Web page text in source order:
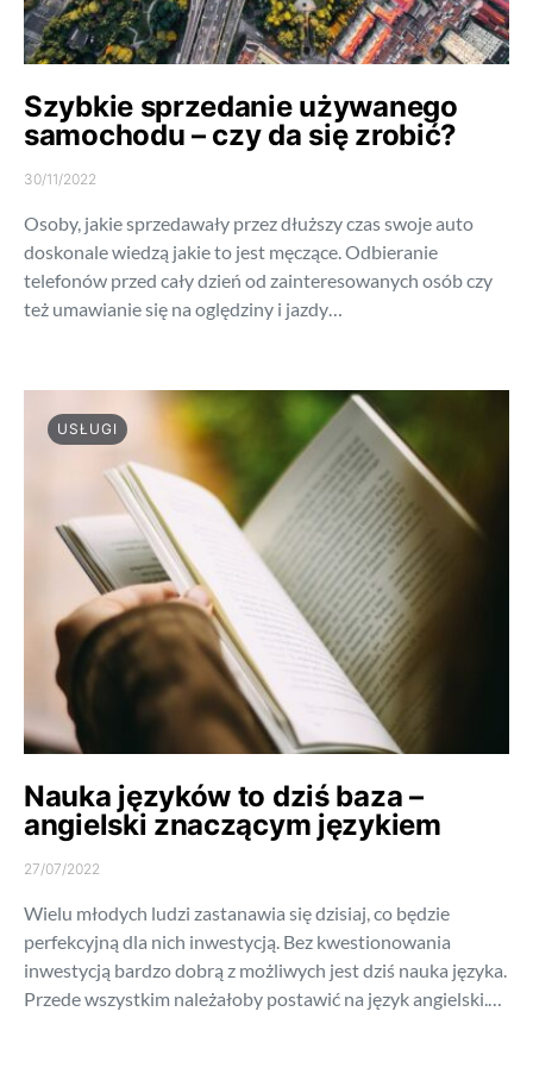
Szybkie sprzedanie używanego
samochodu – czy da się zrobić?
30/11/2022
Osoby, jakie sprzedawały przez dłuższy czas swoje auto
doskonale wiedzą jakie to jest męczące. Odbieranie
telefonów przed cały dzień od zainteresowanych osób czy
też umawianie się na oględziny i jazdy…
USŁUGI
Nauka języków to dziś baza –
angielski znaczącym językiem
27/07/2022
Wielu młodych ludzi zastanawia się dzisiaj, co będzie
perfekcyjną dla nich inwestycją. Bez kwestionowania
inwestycją bardzo dobrą z możliwych jest dziś nauka języka.
Przede wszystkim należałoby postawić na język angielski.…